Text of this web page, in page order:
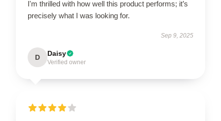
I'm thrilled with how well this product performs; it’s
precisely what I was looking for.
Sep 9, 2025
D Daisy
Verified owner